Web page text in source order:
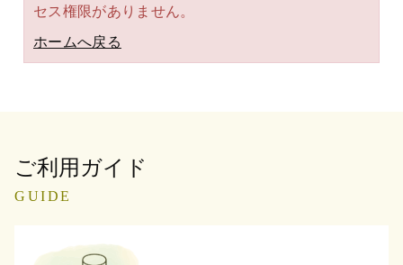
セス権限がありません。
ホームへ戻る
ご利用ガイド
GUIDE